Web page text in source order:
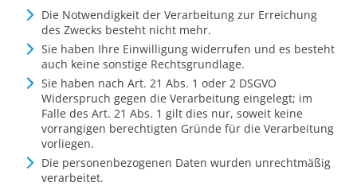
Die Notwendigkeit der Verarbeitung zur Erreichung
des Zwecks besteht nicht mehr.
Sie haben Ihre Einwilligung widerrufen und es besteht
auch keine sonstige Rechtsgrundlage.
Sie haben nach Art. 21 Abs. 1 oder 2 DSGVO
Widerspruch gegen die Verarbeitung eingelegt; im
Falle des Art. 21 Abs. 1 gilt dies nur, soweit keine
vorrangigen berechtigten Gründe für die Verarbeitung
vorliegen.
Die personenbezogenen Daten wurden unrechtmäßig
verarbeitet.